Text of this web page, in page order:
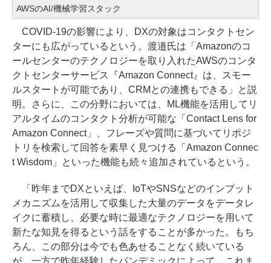
AWSのAI/機械学習スタック
COVID-19の影響により、DXの対象はコンタクトセン
ターにも広がっているという。渡邉氏は「Amazonのコ
ールセンターのテクノロジーを取り入れたAWSのコンタ
クトセンターサービス『Amazon Connect』は、スモー
ルスタートが可能であり、CRMとの連携もできる」と説
明。さらに、この分野においては、ML機能を活用してリ
アルタイムのコンタクト分析が可能な「Contact Lens for
Amazon Connect」、フレーズや質問に基づいてリポジ
トリを検索して回答を素早く見つける「Amazon Connec
t Wisdom」といった機能も続々追加されているという。
「昨年までDXといえば、IoTやSNSなどのインプット
メカニズムを活用して収集した大量のデータをデータレ
イクに蓄積し、必要な時に最適なテクノロジーを用いて
新たな知見を得るという話をすることが多かった。もち
ろん、この部分は今でも色あせることなく続いている